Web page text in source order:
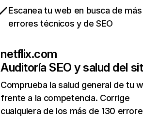
Escanea tu web en busca de
errores técnicos y de SEO
netflix.com
Auditoría SEO y salud del
Comprueba la salud general de tu
frente a la competencia. Corrige
cualquiera de los más de 130